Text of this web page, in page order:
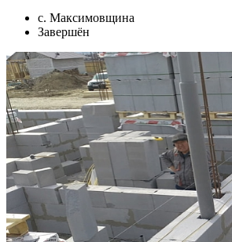
с. Максимовщина
Завершён